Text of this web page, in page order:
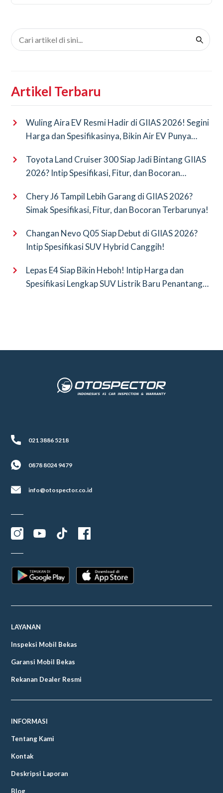
Artikel Terbaru
Wuling Aira EV Resmi Hadir di GIIAS 2026! Segini
Harga dan Spesifikasinya, Bikin Air EV Punya
Toyota Land Cruiser 300 Siap Jadi Bintang GIIAS
2026? Intip Spesifikasi, Fitur, dan Bocoran
Chery J6 Tampil Lebih Garang di GIIAS 2026?
Simak Spesifikasi, Fitur, dan Bocoran Terbarunya!
Changan Nevo Q05 Siap Debut di GIIAS 2026?
Intip Spesifikasi SUV Hybrid Canggih!
Lepas E4 Siap Bikin Heboh! Intip Harga dan
Spesifikasi Lengkap SUV Listrik Baru Penantang
021 3886 5218
0878 8024 9479
info@otospector.co.id
LAYANAN
Inspeksi Mobil Bekas
Garansi Mobil Bekas
Rekanan Dealer Resmi
INFORMASI
Tentang Kami
Kontak
Deskripsi Laporan
Blog